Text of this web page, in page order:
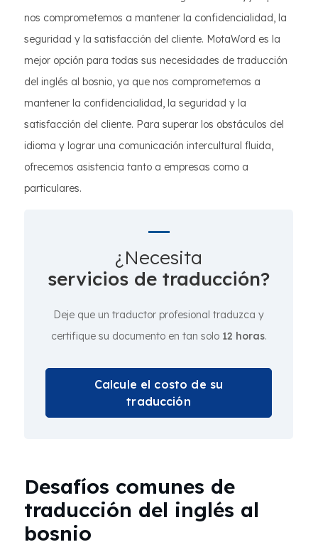
nos comprometemos a mantener la confidencialidad, la
seguridad y la satisfacción del cliente. MotaWord es la
mejor opción para todas sus necesidades de traducción
del inglés al bosnio, ya que nos comprometemos a
mantener la confidencialidad, la seguridad y la
satisfacción del cliente. Para superar los obstáculos del
idioma y lograr una comunicación intercultural fluida,
ofrecemos asistencia tanto a empresas como a
particulares.
¿Necesita
servicios de traducción?
Deje que un traductor profesional traduzca y
certifique su documento en tan solo 12 horas.
Calcule el costo de su
traducción
Desafíos comunes de
traducción del inglés al
bosnio